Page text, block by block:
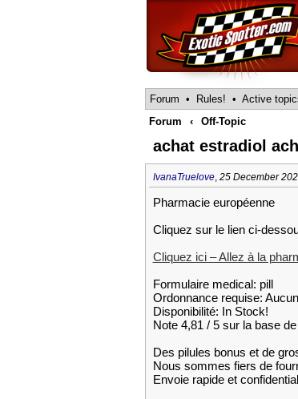
Forum • Rules! • Active
Forum
‹ Off-Topic
achat estradiol
IvanaTruelove, 25 December
Pharmacie européenne
Cliquez sur le lien ci-
Cliquez ici – Allez à la
Formulaire medical: pill
Ordonnance requise:
Disponibilité: In Stock!
Note 4,81 / 5 sur la base
Des pilules bonus et de
Nous sommes fiers de
Envoie rapide et